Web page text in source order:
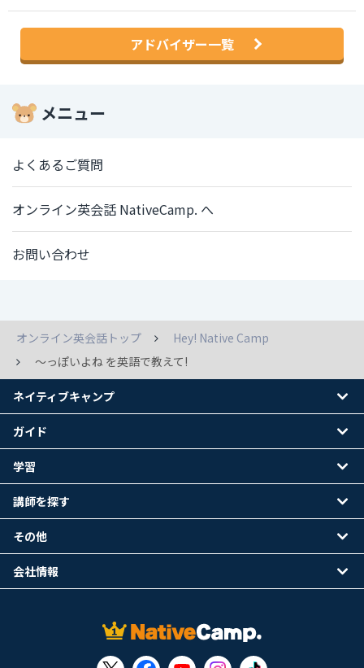
アドバイザー一覧
メニュー
よくあるご質問
オンライン英会話 NativeCamp. へ
お問い合わせ
オンライン英会話トップ
Hey! Native Camp
～っぽいよね を英語で教えて!
ネイティブキャンプ
ガイド
学習
講師を探す
その他
会社情報